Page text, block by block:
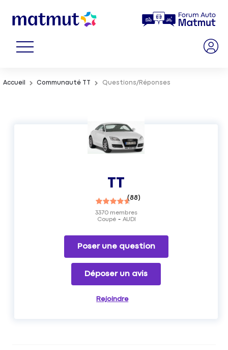
Accueil Communauté TT Questions/Réponses
TT
(88)
Coupé AUDI
3370membres
Poser une question
Déposer un avis
Rejoindre